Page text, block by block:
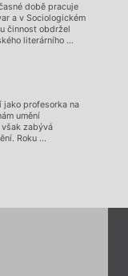
době pracuje
a v Sociologickém
činnost obdržel
literárního ...
profesorka na
umění
zabývá
Roku ...